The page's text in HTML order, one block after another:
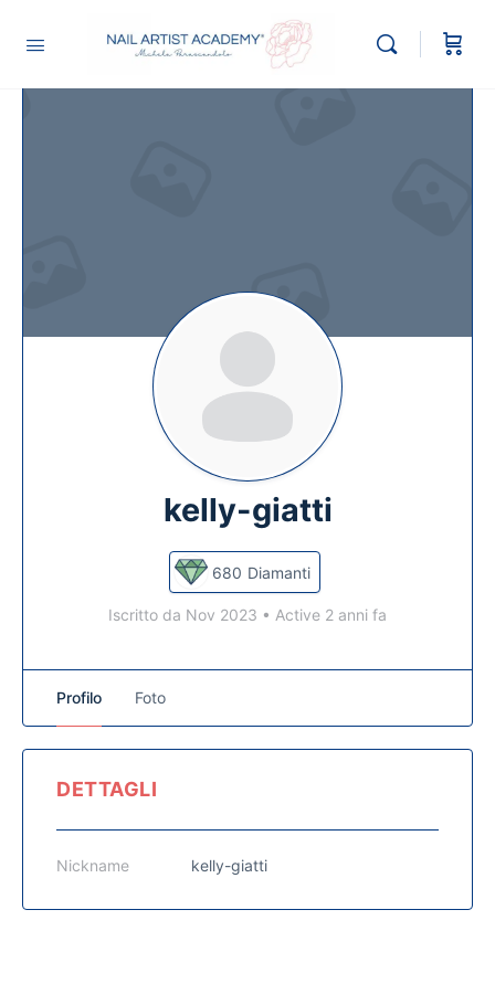
kelly-giatti
680 Diamanti
Iscritto da Nov 2023 • Active 2 anni fa
Profilo Foto
DETTAGLI
Nickname kelly-giatti